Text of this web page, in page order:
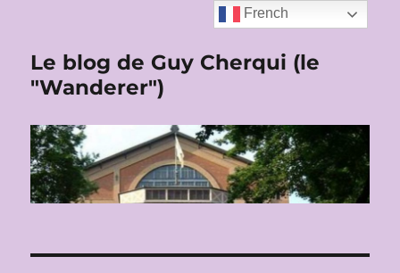
Le blog de Guy Cherqui (le
"Wanderer")
French